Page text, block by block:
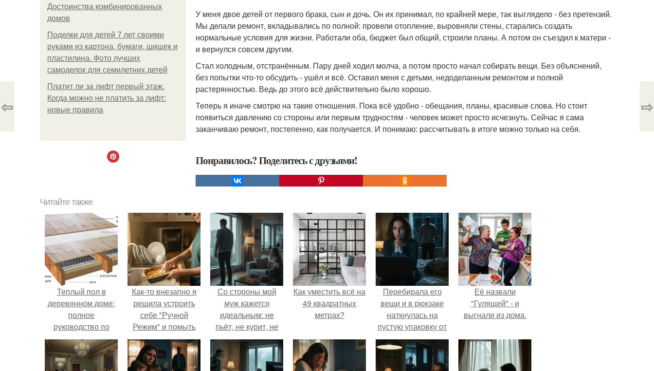
Достоинства комбинированных
домов
Поделки для детей 7 лет своими
руками из картона, бумаги, шишек и
пластилина. Фото лучших
самоделок для семилетних детей
Платит ли за лифт первый этаж.
Когда можно не платить за лифт:
новые правила
У меня двое детей от первого брака, сын и дочь. Он их принимал, по крайней мере, так выглядело - без претензий.
Мы делали ремонт, вкладывались по полной: провели отопление, выровняли стены, старались создать
нормальные условия для жизни. Работали оба, бюджет был общий, строили планы. А потом он съездил к матери -
и вернулся совсем другим.
Стал холодным, отстранённым. Пару дней ходил молча, а потом просто начал собирать вещи. Без объяснений,
без попытки что-то обсудить - ушёл и всё. Оставил меня с детьми, недоделанным ремонтом и полной
растерянностью. Ведь до этого всё действительно было хорошо.
Теперь я иначе смотрю на такие отношения. Пока всё удобно - обещания, планы, красивые слова. Но стоит
появиться давлению со стороны или первым трудностям - человек может просто исчезнуть. Сейчас я сама
заканчиваю ремонт, постепенно, как получается. И понимаю: рассчитывать в итоге можно только на себя.
Понравилось? Поделитесь с друзьями!
⇦ ⇨
Читайте также
Теплый пол в
деревянном доме:
полное
руководство по
установке своими
руками
Как-то внезапно я
решила устроить
себе "Ручной
Режим" и помыть
посуду без помощи
техники.
Со стороны мой
муж кажется
идеальным: не
пьёт, не курит, не
даёт поводов для
ревности, с
ребёнком
Как уместить всё на
49 квадратных
метрах?
Перебирала его
вещи и в рюкзаке
наткнулась на
пустую упаковку от
каких-то таблеток.
Её назвали
"Гулящей" - и
выгнали из дома.